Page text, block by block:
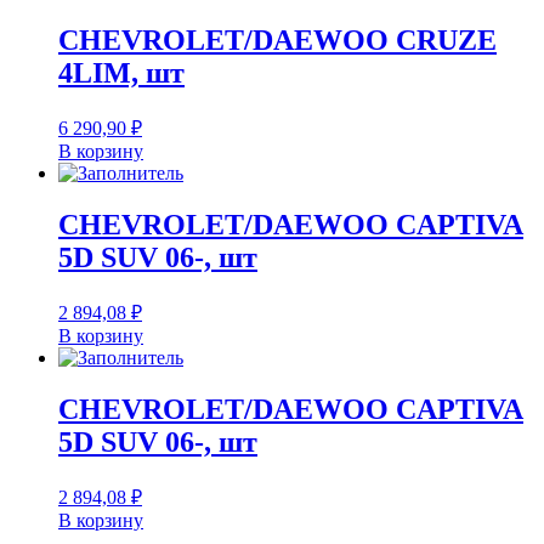
CHEVROLET/DAEWOO CRUZE
4LIM, шт
6 290,90 ₽
В корзину
CHEVROLET/DAEWOO CAPTIVA
5D SUV 06-, шт
2 894,08 ₽
В корзину
CHEVROLET/DAEWOO CAPTIVA
5D SUV 06-, шт
2 894,08 ₽
В корзину